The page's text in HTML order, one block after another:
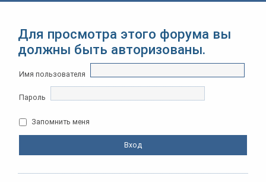
Для просмотра этого форума вы
должны быть авторизованы.
Имя пользователя
Пароль
Запомнить меня